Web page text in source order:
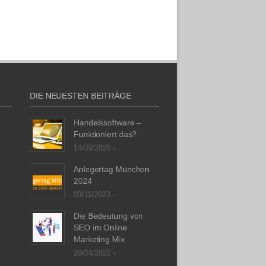
DIE NEUESTEN BEITRÄGE
Handelssoftware –
Funktioniert das?
14/09/2020 -
Anlegertag München
2024
03/11/2023 -
Die Bedeutung von
SEO im Online
Marketing Mix
20/04/2022 -